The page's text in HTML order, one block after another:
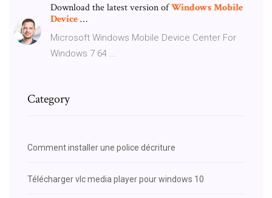
Download the latest version ofWindowsMobile
Device…
Microsoft Windows Mobile Device Center For
Windows 7 64 ...
Category
Comment installer une police décriture
Télécharger vlc media player pour windows 10